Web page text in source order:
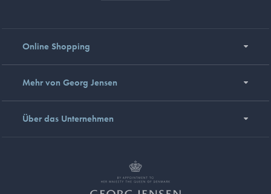
Online Shopping
Mehr von Georg Jensen
Über das Unternehmen